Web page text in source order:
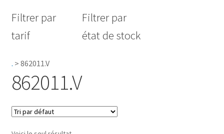
Hygiène
Accessoires Salle de bain
Filtrer par
tarif
Filtrer par
état de stock
. > 862011.V
862011.V